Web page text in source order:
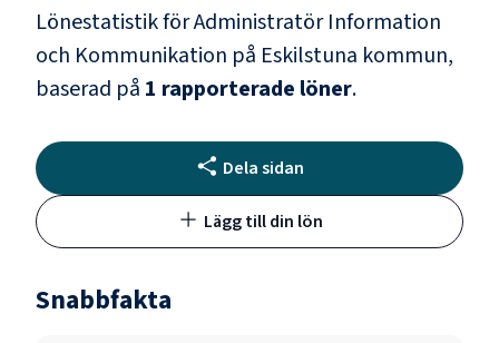
Lönestatistik förAdministratör Information
och Kommunikation på Eskilstuna kommun,
baserad på 1 rapporterade löner.
Dela sidan
Lägg till din lön
Snabbfakta